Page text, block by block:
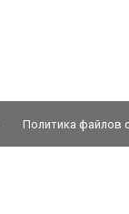
Политика файлов